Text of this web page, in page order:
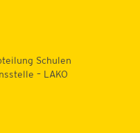
Schulen
– LAKO